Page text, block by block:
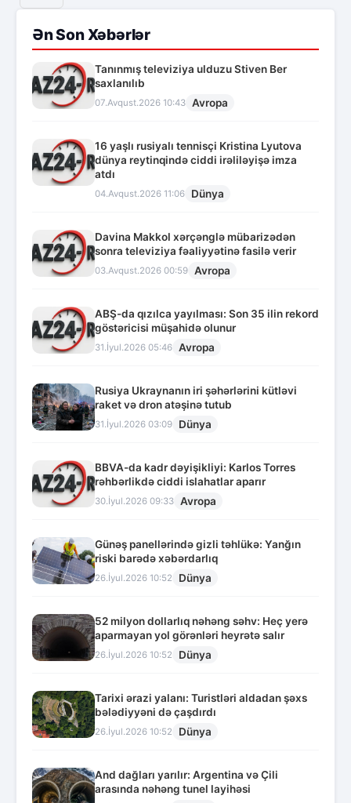
Ən Son Xəbərlər
Tanınmış televiziya ulduzu Stiven Ber
saxlanılıb
07.Avqust.2026 10:43 Avropa
16 yaşlı rusiyalı tennisçi Kristina Lyutova
dünya reytinqində ciddi irəliləyişə imza
atdı
04.Avqust.2026 11:06 Dünya
Davina Makkol xərçənglə mübarizədən
sonra televiziya fəaliyyətinə fasilə verir
03.Avqust.2026 00:59 Avropa
ABŞ-da qızılca yayılması: Son 35 ilin rekord
göstəricisi müşahidə olunur
31.İyul.2026 05:46 Avropa
Rusiya Ukraynanın iri şəhərlərini kütləvi
raket və dron atəşinə tutub
31.İyul.2026 03:09 Dünya
BBVA-da kadr dəyişikliyi: Karlos Torres
rəhbərlikdə ciddi islahatlar aparır
30.İyul.2026 09:33 Avropa
Günəş panellərində gizli təhlükə: Yanğın
riski barədə xəbərdarlıq
26.İyul.2026 10:52 Dünya
52 milyon dollarlıq nəhəng səhv: Heç yerə
aparmayan yol görənləri heyrətə salır
26.İyul.2026 10:52 Dünya
Tarixi ərazi yalanı: Turistləri aldadan şəxs
bələdiyyəni də çaşdırdı
26.İyul.2026 10:52 Dünya
And dağları yarılır: Argentina və Çili
arasında nəhəng tunel layihəsi